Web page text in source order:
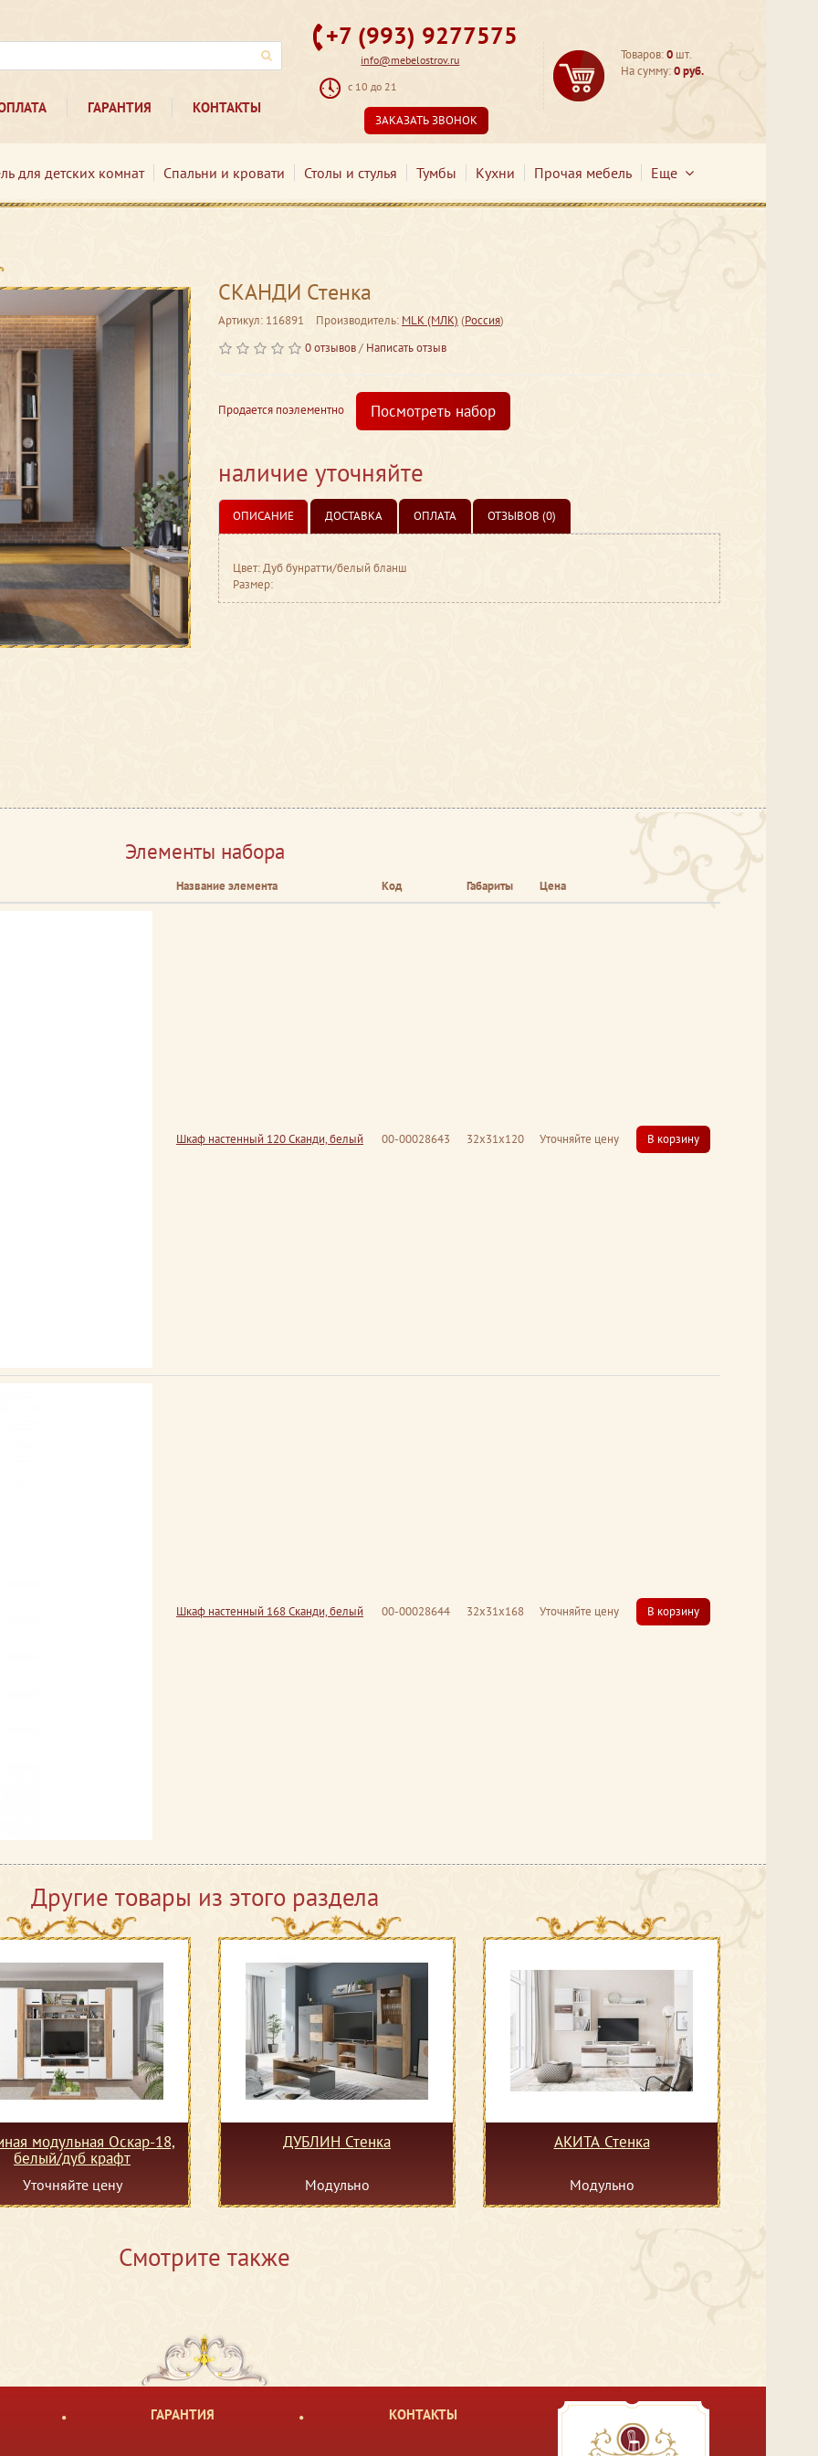
ГАРАНТИЯ КОНТАКТЫ
+7 (993) 9277575
info@mebelostrov.ru
с 10 до 21
ЗАКАЗАТЬ ЗВОНОК
Товаров:0 шт.
На сумму:0 руб.
для детских комнат Спальни и кровати Столы и стулья Тумбы Кухни Прочая мебель Еще
СКАНДИ Стенка
Артикул: 116891 Производитель: MLK (МЛК) (Россия)
0 отзывов/ Написать отзыв
Продается поэлементно Посмотреть набор
наличие уточняйте
ОПИСАНИЕ ДОСТАВКА ОПЛАТА ОТЗЫВОВ (0)
Цвет: Дуб бунратти/белый бланш
Размер:
Элементы набора
Название элемента Код Габариты Цена
Шкаф настенный 120 Сканди, белый 00-00028643 32x31x120 Уточняйте цену В корзину
Шкаф настенный 168 Сканди, белый 00-00028644 32x31x168 Уточняйте цену В корзину
Другие товары из этого раздела
модульная Оскар-18,
белый/дуб крафт
Уточняйте цену
ДУБЛИН Стенка
Модульно
АКИТА Стенка
Модульно
Смотрите также
ГАРАНТИЯ КОНТАКТЫ